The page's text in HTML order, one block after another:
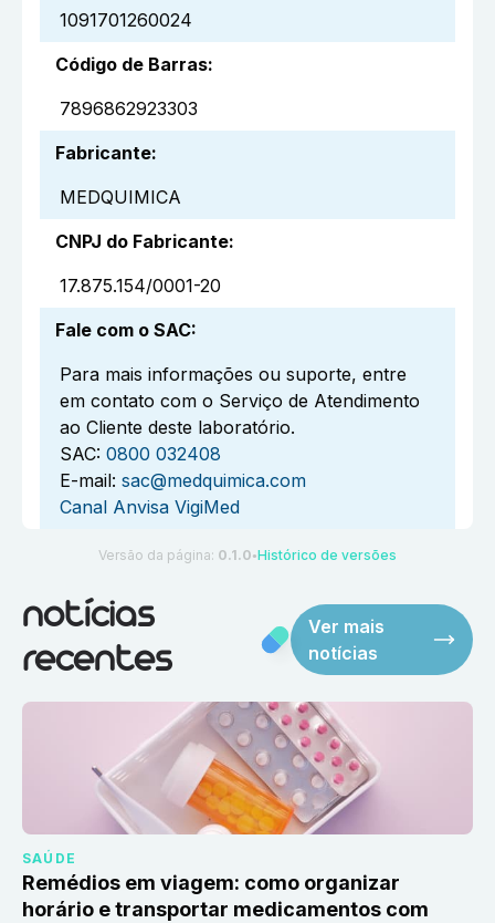
1091701260024
Código de Barras:
7896862923303
Fabricante:
MEDQUIMICA
CNPJ do Fabricante:
17.875.154/0001-20
Fale com o SAC:
Para mais informações ou suporte, entre
em contato com o Serviço de Atendimento
ao Cliente deste laboratório.
SAC: 0800 032408
E-mail: sac@medquimica.com
Canal Anvisa VigiMed
Versão da página: 0.1.0 ●Histórico de versões
notícias
recentes
Ver mais
notícias
SAÚDE
Remédios em viagem: como organizar
horário e transportar medicamentos com